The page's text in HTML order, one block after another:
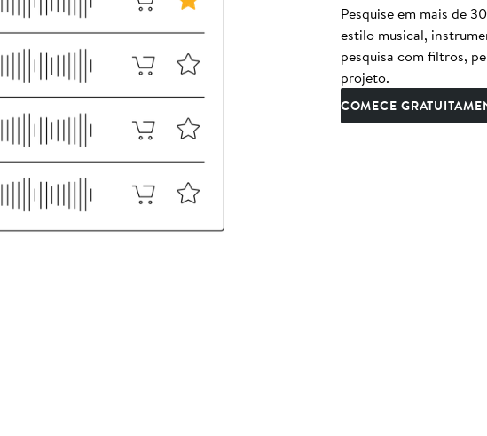
Pesquise em mais de
estilo musical,
pesquisa com filtros,
projeto.
COMECE